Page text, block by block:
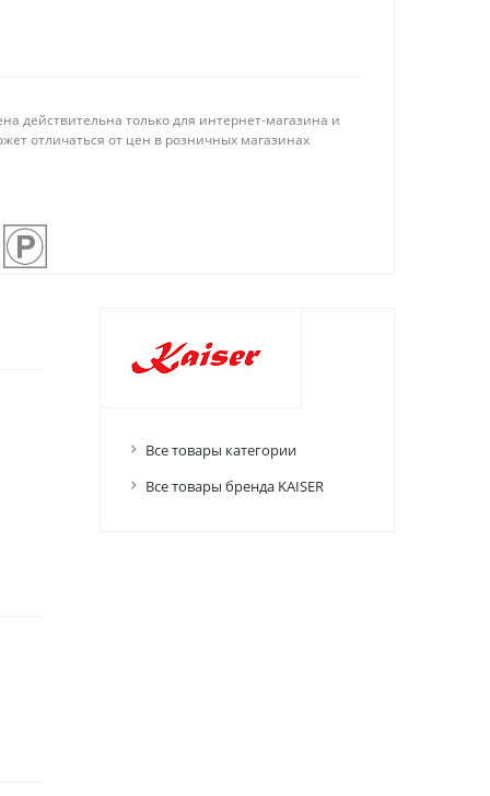
действительна только для интернет-магазина и
отличаться от цен в розничных магазинах
Все товары категории
Все товары бренда KAISER